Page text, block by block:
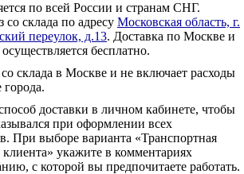
по всей России и странам СНГ.
склада по адресу Московская область, г.
переулок, д.13. Доставка по Москве и
бесплатно.
склада в Москве и не включает расходы
города.
доставки в личном кабинете, чтобы
при оформлении всех
При выборе варианта «Транспортная
укажите в комментариях
с которой вы предпочитаете работать.